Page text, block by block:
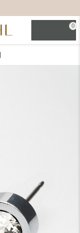
0